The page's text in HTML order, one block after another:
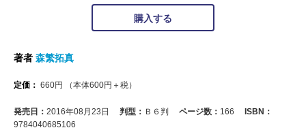
購入する
著者 森繁拓真
定価： 660円 （本体600円＋税）
発売日： 2016年08月23日 判型： Ｂ６判 ページ数： 166
ISBN：
9784040685106